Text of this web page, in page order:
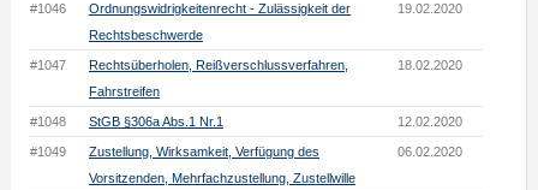
#1046
Ordnungswidrigkeitenrecht - Zulässigkeit der
Rechtsbeschwerde
19.02.2020
#1047
Rechtsüberholen, Reißverschlussverfahren,
Fahrstreifen
18.02.2020
#1048 StGB §306a Abs.1 Nr.1 12.02.2020
#1049
Zustellung, Wirksamkeit, Verfügung des
Vorsitzenden, Mehrfachzustellung, Zustellwille
06.02.2020